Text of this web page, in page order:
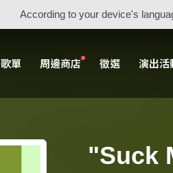
According to your device's
歌單 周邊商店 徵選 演出活
"Suck